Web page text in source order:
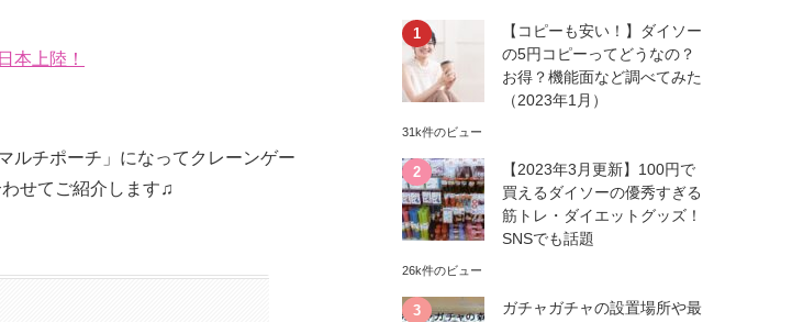
本上陸！
ルチポーチ」になってクレーンゲー
せてご紹介します♫
【コピーも安い！】ダイソー
の5円コピーってどうなの？
お得？機能面など調べてみた
（2023年1月）
31k件のビュー
【2023年3月更新】100円で
買えるダイソーの優秀すぎる
筋トレ・ダイエットグッズ！
SNSでも話題
26k件のビュー
ガチャガチャの設置場所や最